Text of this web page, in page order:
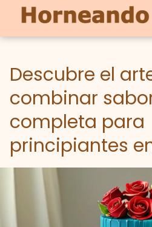
Descubre el
combinar
completa para
principiantes